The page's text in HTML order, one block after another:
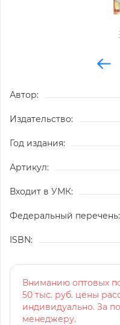
Автор:
Издательство:
Год издания:
Артикул:
Входит в УМК:
Федеральный перечень:
ISBN:
Вниманию оптовых
50 тыс. руб. цены
индивидуально. За
менеджеру.